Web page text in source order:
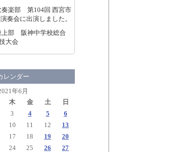
奏楽部 第104回 西宮市
奏会に出演しました。
上部 阪神中学校総合
大会
レンダー
年6月
木 金 土 日
3 4 5
6
10 11 12
13
17 18 19
20
24 25 26
27